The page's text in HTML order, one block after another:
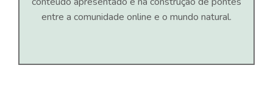
entre a comunidade online e o mundo natural.